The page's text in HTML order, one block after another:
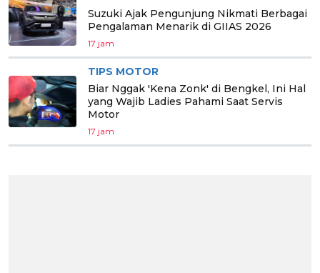
Suzuki Ajak Pengunjung Nikmati Berbagai
Pengalaman Menarik di GIIAS 2026
17 jam
TIPS MOTOR
Biar Nggak 'Kena Zonk' di Bengkel, Ini Hal
yang Wajib Ladies Pahami Saat Servis
Motor
17 jam